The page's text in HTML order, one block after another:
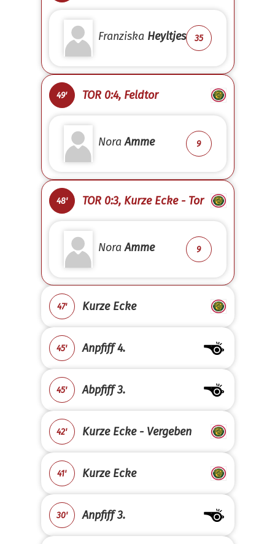
Franziska Heyltjes 35
49' TOR 0:4, Feldtor
NoraAmme 9
48' TOR 0:3, Kurze Ecke - Tor
NoraAmme 9
47' Kurze Ecke
45' Anpfiff 4.
45' Abpfiff 3.
42' Kurze Ecke - Vergeben
41' Kurze Ecke
30' Anpfiff 3.